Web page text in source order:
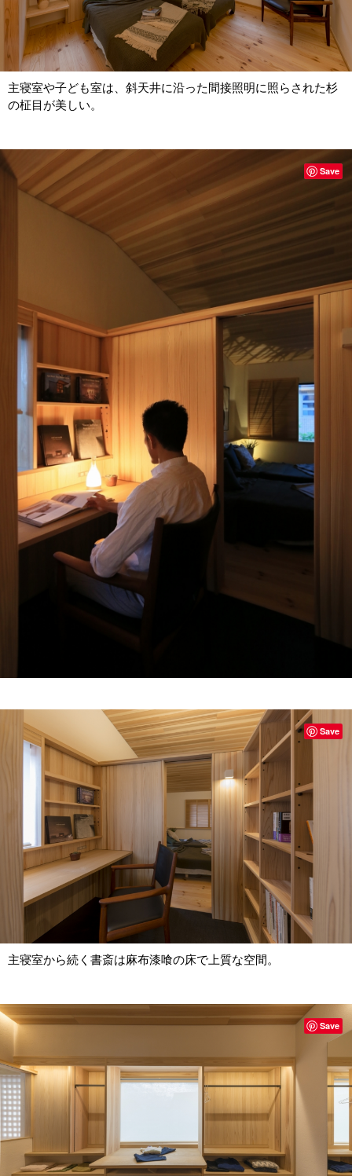
主寝室や子ども室は、斜天井に沿った間接照明に照らされた杉
の柾目が美しい。
Save
主寝室から続く書斎は麻布漆喰の床で上質な空間。
Save
Save